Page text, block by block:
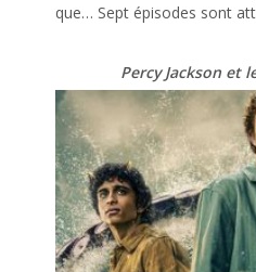
que… Sept épisodes sont
Percy Jackson et